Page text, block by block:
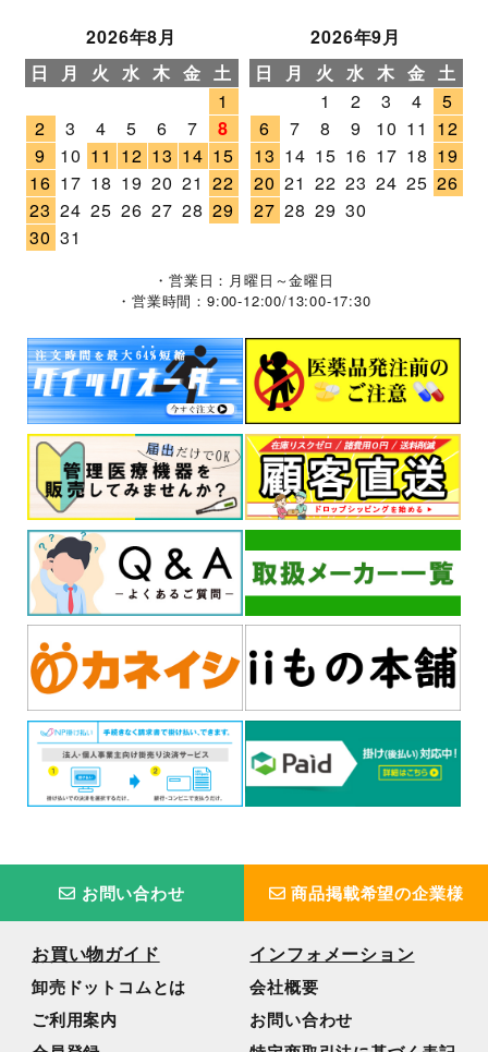
2026年8月
日
月 火 水 木 金 土
1
2
3 4 5 6 7
8
9
10 11 12 13 14 15
16 17 18 19 20 21 22
23 24 25 26 27 28 29
30 31
2026年9月
日
月 火 水 木 金 土
1
2 3 4
5
6
7 8 9 10 11 12
13 14 15 16 17 18 19
20 21 22 23 24 25 26
27 28 29 30
・営業日：月曜日～金曜日
・営業時間：9:00-12:00/13:00-17:30
お問い合わせ 商品掲載希望の企業様
お買い物ガイド
卸売ドットコムとは
ご利用案内
インフォメーション
会社概要
お問い合わせ